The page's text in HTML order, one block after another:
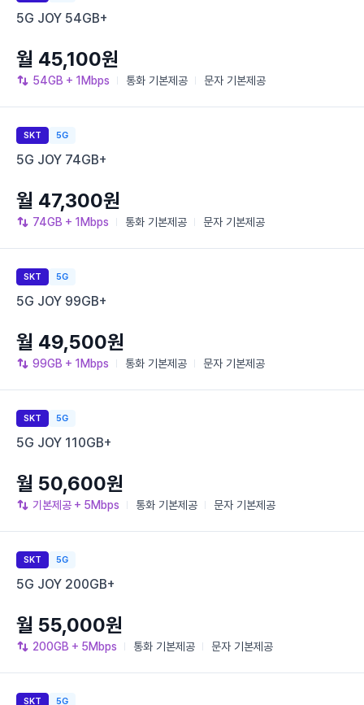
5G JOY 54GB+
54GB + 1Mbps 통화 기본제공 문자 기본제공
월 45,100원
SKT 5G
5G JOY 74GB+
74GB + 1Mbps 통화 기본제공 문자 기본제공
월 47,300원
SKT 5G
5G JOY 99GB+
99GB + 1Mbps 통화 기본제공 문자 기본제공
월 49,500원
SKT 5G
5G JOY 110GB+
기본제공 + 5Mbps 통화 기본제공 문자 기본제공
월 50,600원
SKT 5G
5G JOY 200GB+
200GB + 5Mbps 통화 기본제공 문자 기본제공
월 55,000원
SKT 5G